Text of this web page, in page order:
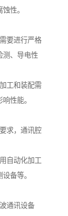
性。
要进行严格
测、导电性
工和装配需
性能。
求，通讯腔
自动化加工
备等。
通讯设备